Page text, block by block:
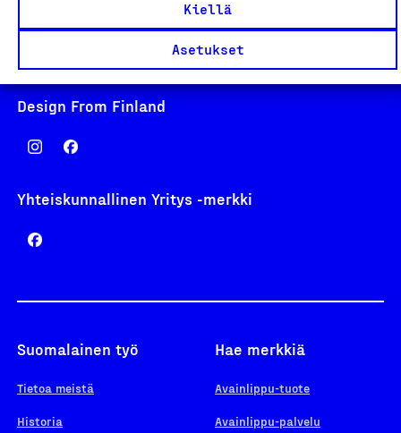
Kiellä
Asetukset
Design From Finland
Yhteiskunnallinen Yritys -merkki
Suomalainen työ
Tietoa meistä
Historia
Hae merkkiä
Avainlippu-tuote
Avainlippu-palvelu